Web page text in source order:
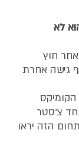
לא
חוץ
גישה אחרת
צ'סטר
הזה יראו